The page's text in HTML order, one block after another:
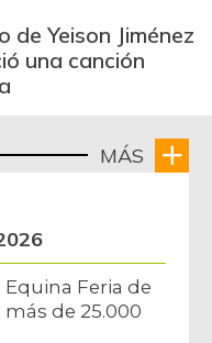
de Yeison Jiménez
una canción
MÁS
Feria de
de 25.000